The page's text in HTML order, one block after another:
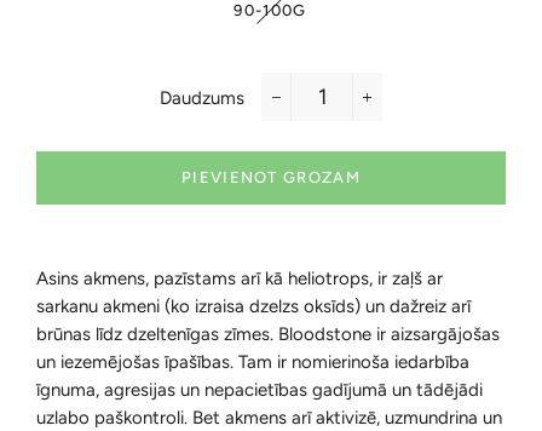
90-100G
Daudzums
PIEVIENOT GROZAM
Asins akmens, pazīstams arī kā heliotrops, ir zaļš ar
sarkanu akmeni (ko izraisa dzelzs oksīds) un dažreiz arī
brūnas līdz dzeltenīgas zīmes. Bloodstone ir aizsargājošas
un iezemējošas īpašības. Tam ir nomierinoša iedarbība
īgnuma, agresijas un nepacietības gadījumā un tādējādi
uzlabo paškontroli. Bet akmens arī aktivizē, uzmundrina un